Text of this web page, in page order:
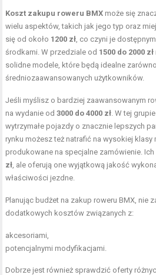
Koszt zakupu roweru BMX może się
wielu aspektów, takich jak jego typ oraz
się od około 1200 zł , co czyni je
środkami. W przedziale od 1500 do 2000 zł
solidne modele, które będą idealne
średniozaawansowanych użytkowników.
Jeśli myślisz o bardziej zaawansowanym
na wydanie od3000 do 4000 zł . W tej
wytrzymałe pojazdy o znacznie lepszych
rynku możesz też natrafić na wysokiej klasy
produkowane na specjalne zamówienie.
zł , ale oferują one wyjątkową jakość
właściwości jezdne.
Planując budżet na zakup roweru BMX, nie
dodatkowych kosztów związanych z:
akcesoriami,
potencjalnymi modyfikacjami.
Dobrze jest również sprawdzić oferty